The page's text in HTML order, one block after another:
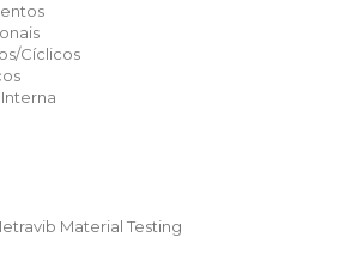
Cíclicos
Material Testing